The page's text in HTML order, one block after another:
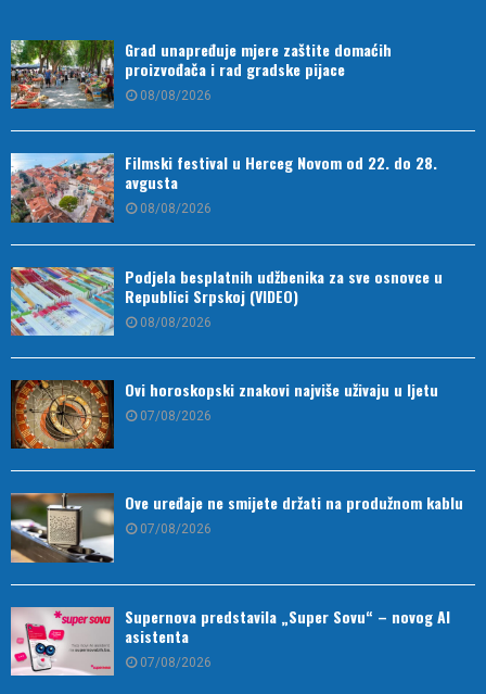
Grad unapređuje mjere zaštite domaćih
proizvođača i rad gradske pijace
08/08/2026
Filmski festival u Herceg Novom od 22. do 28.
avgusta
08/08/2026
Podjela besplatnih udžbenika za sve osnovce u
Republici Srpskoj (VIDEO)
08/08/2026
Ovi horoskopski znakovi najviše uživaju u ljetu
07/08/2026
Ove uređaje ne smijete držati na produžnom kablu
07/08/2026
Supernova predstavila „Super Sovu“ – novog AI
asistenta
07/08/2026